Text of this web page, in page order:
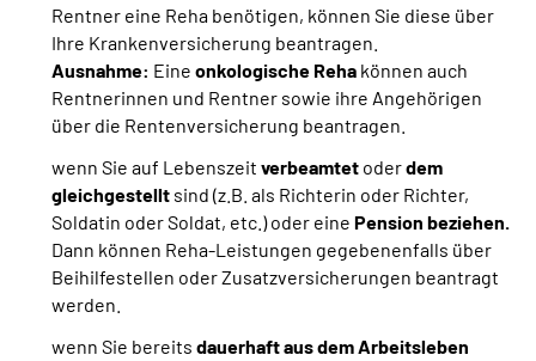
Rentner eine Reha benötigen, können Sie diese über
Ihre Krankenversicherung beantragen.
Ausnahme: Eine onkologische Reha können auch
Rentnerinnen und Rentner sowie ihre Angehörigen
über die Rentenversicherung beantragen.
wenn Sie auf Lebenszeit verbeamtet oderdem
gleichgestellt sind (z.B. als Richterin oder Richter,
Soldatin oder Soldat, etc.) oder eine Pension beziehen.
Dann können Reha-Leistungen gegebenenfalls über
Beihilfestellen oder Zusatzversicherungen beantragt
werden.
wenn Sie bereits dauerhaft aus dem Arbeitsleben